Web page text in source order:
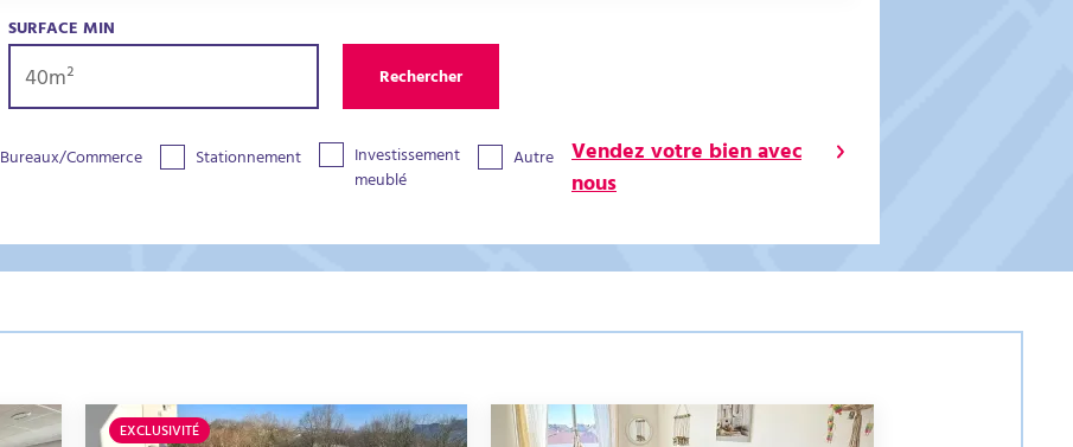
SURFACE MIN
Rechercher
Bureaux/Commerce Stationnement Investissement
meublé
Autre Vendez votre bien avec
nous
EXCLUSIVITÉ